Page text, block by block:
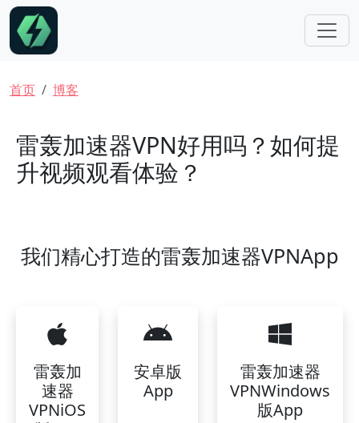
跳转到主要内容
面包屑
首页 博客
雷轰加速器VPN好用吗？如何提
升视频观看体验？
我们精心打造的雷轰加速器VPNApp
雷轰加
速器
VPNiOS
安卓版
App
雷轰加速器
VPNWindows
版App